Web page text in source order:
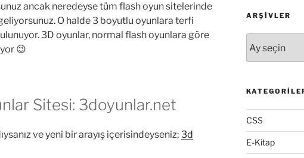
ancak neredeyse tüm flash oyun sitelerinde
O halde 3 boyutlu oyunlara terfi
3D oyunlar, normal flash oyunlara göre
😉
Sitesi: 3doyunlar.net
ve yeni bir arayış içerisindeyseniz; 3d
ARŞIVLER
CSS
E-Kitap